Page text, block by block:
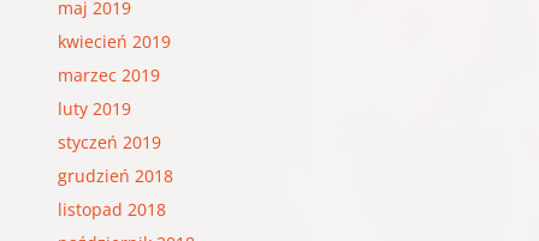
maj 2019
kwiecień 2019
marzec 2019
luty 2019
styczeń 2019
grudzień 2018
listopad 2018